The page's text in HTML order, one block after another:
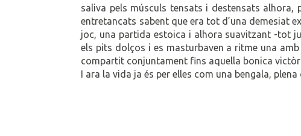
saliva pels músculs tensats i destensats
entretancats sabent que era tot d’una demesiat
joc, una partida estoica i alhora suavitzant -tot
els pits dolços i es masturbaven a ritme una
compartit conjuntament fins aquella bonica
I ara la vida ja és per elles com una bengala,